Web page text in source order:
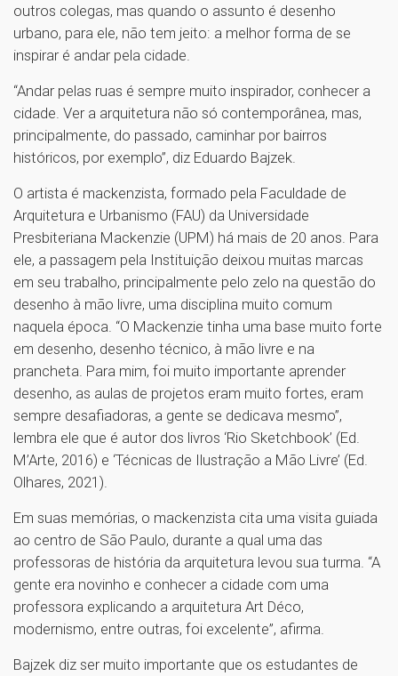
outros colegas, mas quando o assunto é desenho
urbano, para ele, não tem jeito: a melhor forma de se
inspirar é andar pela cidade.
“Andar pelas ruas é sempre muito inspirador, conhecer a
cidade. Ver a arquitetura não só contemporânea, mas,
principalmente, do passado, caminhar por bairros
históricos, por exemplo”, diz Eduardo Bajzek.
O artista é mackenzista, formado pela Faculdade de
Arquitetura e Urbanismo (FAU) da Universidade
Presbiteriana Mackenzie (UPM) há mais de 20 anos. Para
ele, a passagem pela Instituição deixou muitas marcas
em seu trabalho, principalmente pelo zelo na questão do
desenho à mão livre, uma disciplina muito comum
naquela época. “O Mackenzie tinha uma base muito forte
em desenho, desenho técnico, à mão livre e na
prancheta. Para mim, foi muito importante aprender
desenho, as aulas de projetos eram muito fortes, eram
sempre desafiadoras, a gente se dedicava mesmo”,
lembra ele que é autor dos livros ‘Rio Sketchbook’ (Ed.
M’Arte, 2016) e ‘Técnicas de Ilustração a Mão Livre’ (Ed.
Olhares, 2021).
Em suas memórias, o mackenzista cita uma visita guiada
ao centro de São Paulo, durante a qual uma das
professoras de história da arquitetura levou sua turma. “A
gente era novinho e conhecer a cidade com uma
professora explicando a arquitetura Art Déco,
modernismo, entre outras, foi excelente”, afirma.
Bajzek diz ser muito importante que os estudantes de